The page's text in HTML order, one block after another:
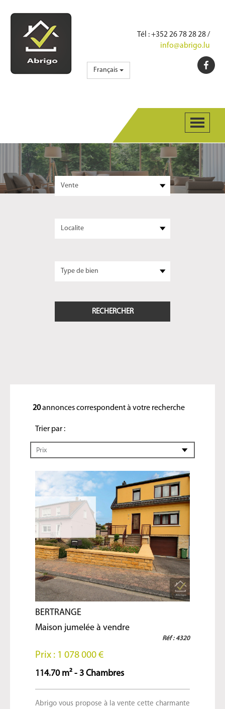
Tél : +352 26 78 28 28 /
info@abrigo.lu
Français
20annonces correspondent à votre recherche
Trier par :
Prix
BERTRANGE
Maison jumelée à vendre
Réf : 4320
Prix : 1 078 000 €
114.70 m² - 3 Chambres
Abrigo vous propose à la vente cette charmante